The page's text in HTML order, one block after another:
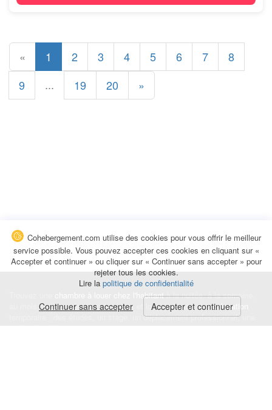
« 1 2 3 4 5 6 7
8
9
... 19 20 »
chambre à louer chez l'habitantà la nuitée, à la semaine,
au mois ou à l'année pour de courts et longs séjours, unecolocation
temporaire : des études, un stage, un déplacement professionnel, une
Cohebergement.com utilise des cookies pour vous offrir le meilleur
service possible. Vous pouvez accepter ces cookies en cliquant sur «
Accepter et continuer » ou cliquer sur « Continuer sans accepter » pour
rejeter tous les cookies.
Lire la politique de confidentialité
Continuer sans accepter Accepter et continuer